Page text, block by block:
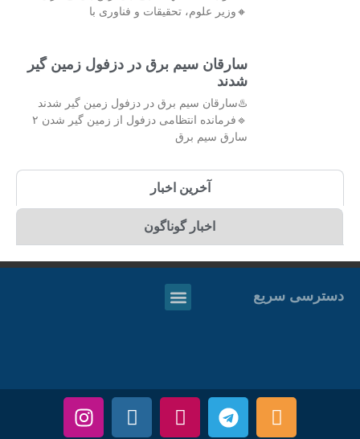
🔸وزیر علوم، تحقیقات و فناوری با
سارقان سیم برق در دزفول زمین گیر
شدند
♨️سارقان سیم برق در دزفول زمین گیر شدند
🔹فرمانده انتظامی دزفول از زمین گیر شدن ۲
سارق سیم برق
آخرین اخبار
اخبار گوناگون
دسترسی سریع